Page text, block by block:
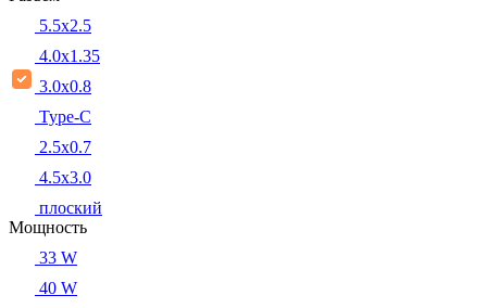
5.5x2.5
4.0x1.35
3.0x0.8
Type-C
2.5x0.7
4.5x3.0
плоский
Мощность
33 W
40 W